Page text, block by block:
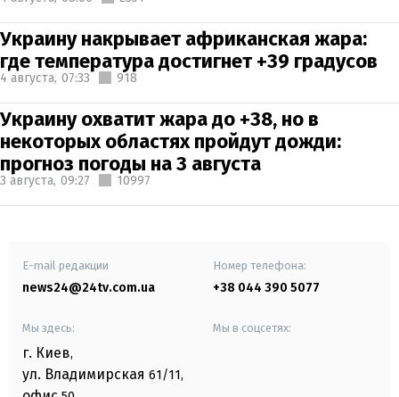
Украину накрывает африканская жара:
где температура достигнет +39 градусов
4 августа, 07:33 918
Украину охватит жара до +38, но в
некоторых областях пройдут дожди:
прогноз погоды на 3 августа
3 августа, 09:27 10997
E-mail редакции
news24@24tv.com.ua
Номер телефона:
+38 044 390 5077
Мы здесь:
г. Киев,
ул. Владимирская 61/11,
Мы в соцсетях: